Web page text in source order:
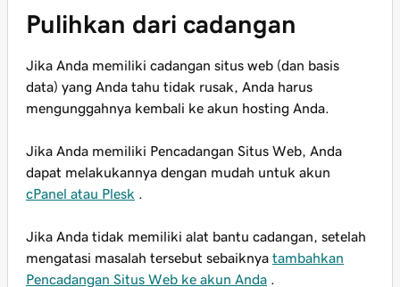
Pulihkan dari cadangan
Jika Anda memiliki cadangan situs web (dan basis
data) yang Anda tahu tidak rusak, Anda harus
mengunggahnya kembali ke akun hosting Anda.
Jika Anda memiliki Pencadangan Situs Web, Anda
dapat melakukannya dengan mudah untuk akun
cPanel atau Plesk
Jika Anda tidak memiliki alat bantu cadangan, setelah
mengatasi masalah tersebut sebaiknya tambahkan
Pencadangan Situs Web ke akun Anda